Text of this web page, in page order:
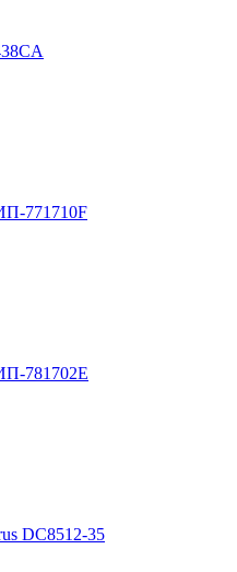
771710F
781702E
DC8512-35